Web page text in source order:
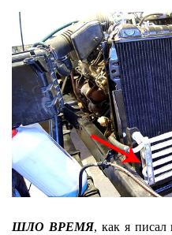
ШЛО ВРЕМЯ, как я писал